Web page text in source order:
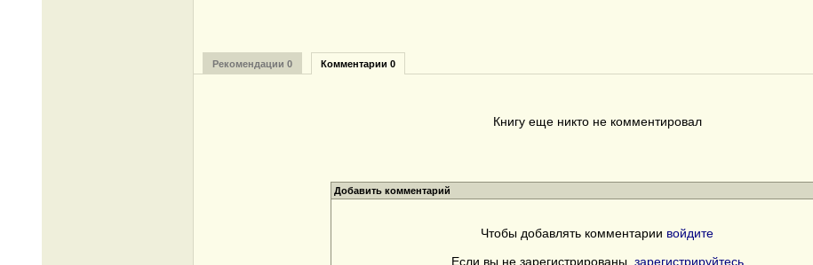
Рекомендации 0 Комментарии 0
Книгу еще никто не комментировал
Добавить комментарий
Чтобы добавлять комментарии войдите
Если вы не зарегистрированы, зарегистрируйтесь